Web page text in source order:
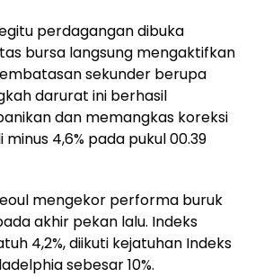
perdagangan dibuka
bursa langsung mengaktifkan
sekunder berupa
darurat ini berhasil
dan memangkas koreksi
minus 4,6% pada pukul 00.39
mengekor performa buruk
akhir pekan lalu. Indeks
4,2%, diikuti kejatuhan Indeks
sebesar 10%.